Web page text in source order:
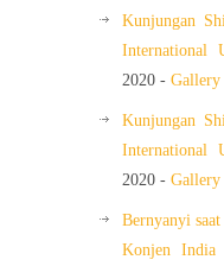
Kunjungan
International
2020 - Gallery
Kunjungan
International
2020 - Gallery
Bernyanyi
Konjen India